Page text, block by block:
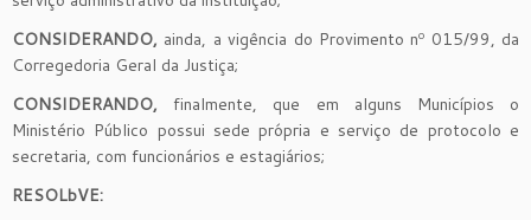
CONSIDERANDO, ainda, a vigência do Provimento nº 015/99, da
Corregedoria Geral da Justiça;
CONSIDERANDO, finalmente, que em alguns Municípios o
Ministério Público possui sede própria e serviço de protocolo e
secretaria, com funcionários e estagiários;
RESOLbVE: